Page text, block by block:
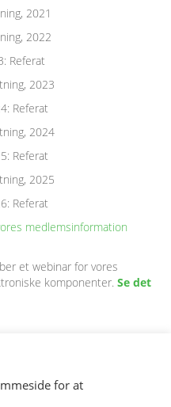
2021
2022
Referat
2023
Referat
2024
Referat
2025
Referat
medlemsinformation
et webinar for vores
komponenter. Se det
(2000/53). Læs mere om
for at